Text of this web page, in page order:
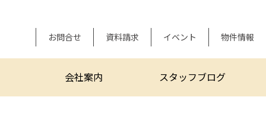
お問合せ 資料請求 イベント 物件情報
会社案内 スタッフブログ